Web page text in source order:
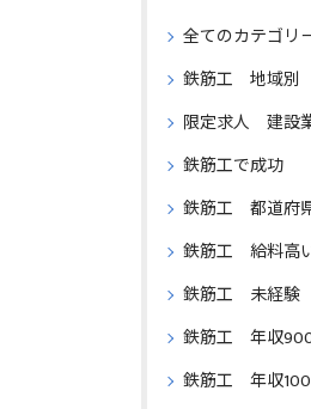
全てのカテゴリ
鉄筋工 地域
限定求人 建設
鉄筋工で成功
鉄筋工 都道府
鉄筋工 給料高
鉄筋工 未経験
鉄筋工 年収
鉄筋工 年収